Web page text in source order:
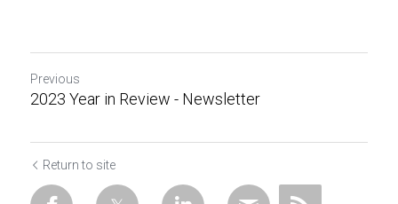
Previous
2023 Year in Review - Newsletter
Return to site